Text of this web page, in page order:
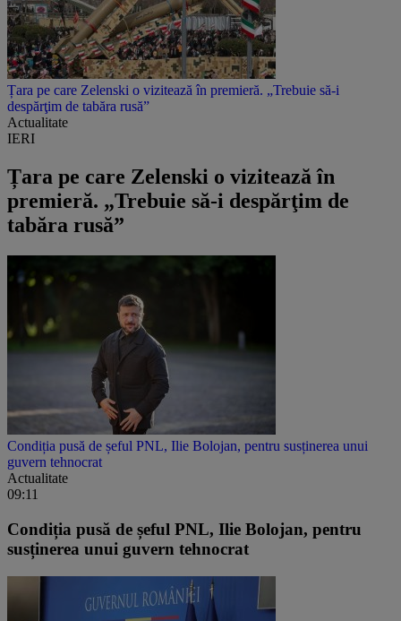
Țara pe care Zelenski o vizitează în premieră. „Trebuie să-i
despărţim de tabăra rusă”
Actualitate
IERI
Țara pe care Zelenski o vizitează în
premieră. „Trebuie să-i despărţim de
tabăra rusă”
Condiția pusă de șeful PNL, Ilie Bolojan, pentru susținerea unui
guvern tehnocrat
Actualitate
09:11
Condiția pusă de șeful PNL, Ilie Bolojan, pentru
susținerea unui guvern tehnocrat